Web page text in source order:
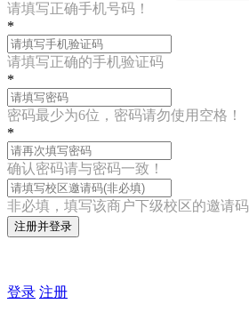
请填写正确手机号码！
*
请填写正确的手机验证码
*
密码最少为6位，密码请勿使用空格！
*
确认密码请与密码一致！
非必填，填写该商户下级校区的邀请码
注册并登录
登录 注册